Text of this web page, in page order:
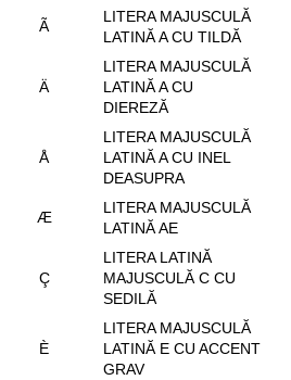
Ã
LITERA MAJUSCULĂ
LATINĂ A CU TILDĂ
Ä
LITERA MAJUSCULĂ
LATINĂ A CU
DIEREZĂ
Å
LITERA MAJUSCULĂ
LATINĂ A CU INEL
DEASUPRA
Æ
LITERA MAJUSCULĂ
LATINĂ AE
Ç
LITERA LATINĂ
MAJUSCULĂ C CU
SEDILĂ
È
LITERA MAJUSCULĂ
LATINĂ E CU ACCENT
GRAV